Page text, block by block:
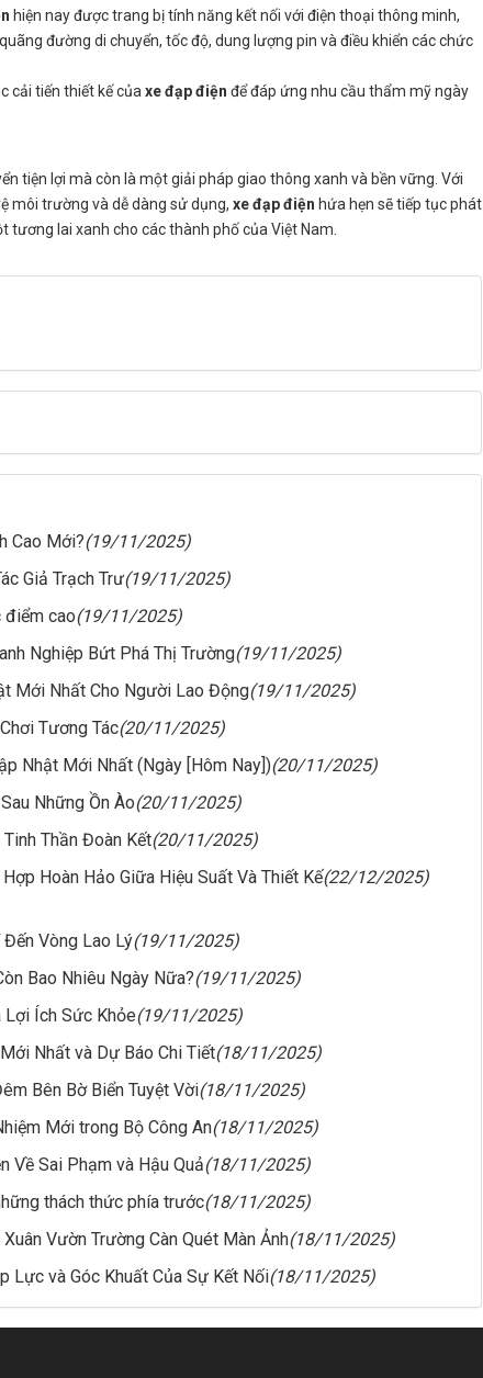
hiện nay được trang bị tính năng kết nối với điện thoại thông minh,
đường di chuyển, tốc độ, dung lượng pin và điều khiển các chức
cải tiến thiết kế của xe đạp điện để đáp ứng nhu cầu thẩm mỹ ngày
tiện lợi mà còn là một giải pháp giao thông xanh và bền vững. Với
môi trường và dễ dàng sử dụng, xe đạp điện hứa hẹn sẽ tiếp tục phát
lai xanh cho các thành phố của Việt Nam.
Cao Mới?(19/11/2025)
Giả Trạch Trư(19/11/2025)
điểm cao(19/11/2025)
Nghiệp Bứt Phá Thị Trường(19/11/2025)
Mới Nhất Cho Người Lao Động(19/11/2025)
Tương Tác(20/11/2025)
Nhật Mới Nhất (Ngày [Hôm Nay])(20/11/2025)
Những Ồn Ào(20/11/2025)
Thần Đoàn Kết(20/11/2025)
Hoàn Hảo Giữa Hiệu Suất Và Thiết Kế(22/12/2025)
Đến Vòng Lao Lý(19/11/2025)
Bao Nhiêu Ngày Nữa?(19/11/2025)
Lợi Ích Sức Khỏe(19/11/2025)
Nhất và Dự Báo Chi Tiết(18/11/2025)
Bên Bờ Biển Tuyệt Vời(18/11/2025)
Mới trong Bộ Công An(18/11/2025)
Về Sai Phạm và Hậu Quả(18/11/2025)
thách thức phía trước(18/11/2025)
Vườn Trường Càn Quét Màn Ảnh(18/11/2025)
Lực và Góc Khuất Của Sự Kết Nối(18/11/2025)